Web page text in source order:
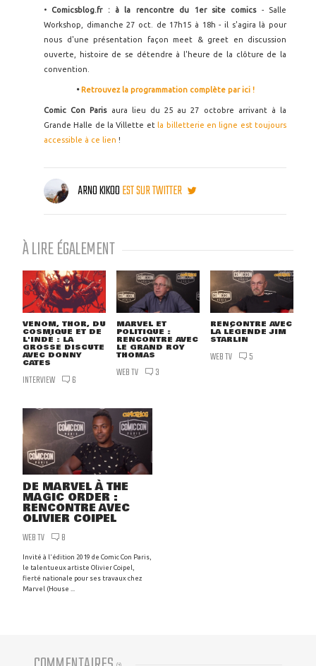
• Comicsblog.fr : à la rencontre du 1er site comics- Salle
Workshop, dimanche 27 oct. de 17h15 à 18h - il s'agira là pour
nous d'une présentation façon meet & greet en discussion
ouverte, histoire de se détendre à l'heure de la clôture de la
convention.
•Retrouvez la programmation complète par ici !
Comic Con Paris aura lieu du 25 au 27 octobre arrivant à la
Grande Halle de la Villette et la billetterie en ligne est toujours
accessible à ce lien !
ARNO KIKOOEST SUR TWITTER
À LIRE ÉGALEMENT
VENOM, THOR, DU
COSMIQUE ET DE
L'INDÉ : LA
GROSSE DISCUTE
AVEC DONNY
CATES
INTERVIEW 6
MARVEL ET
POLITIQUE :
RENCONTRE AVEC
LE GRAND ROY
THOMAS
WEB TV 3
RENCONTRE AVEC
LA LÉGENDE JIM
STARLIN
WEB TV 5
DE MARVEL À THE
MAGIC ORDER :
RENCONTRE AVEC
OLIVIER COIPEL
WEB TV 8
Invité à l'édition 2019 de Comic Con Paris,
le talentueux artiste Olivier Coipel,
fierté nationale pour ses travaux chez
Marvel (House ...